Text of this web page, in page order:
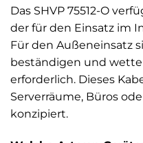
Das SHVP 75512-O
der für den Einsatz im
Für den Außeneinsatz
beständigen und
erforderlich. Dieses
Serverräume, Büros
konzipiert.